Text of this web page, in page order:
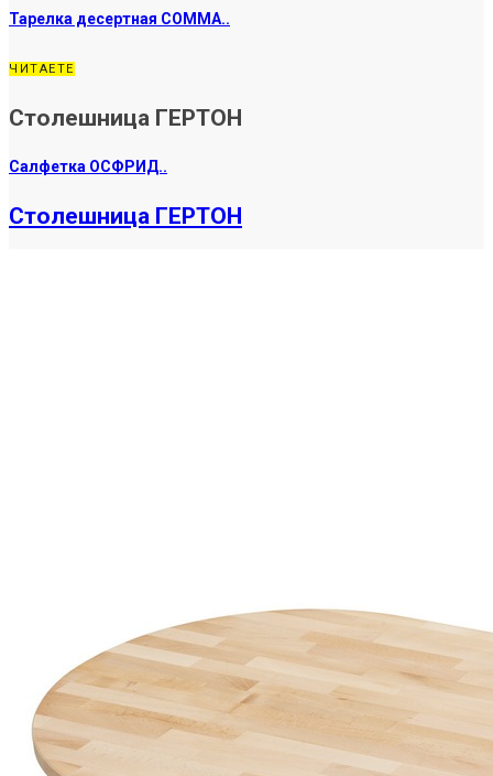
Тарелка десертная СОММА..
ЧИТАЕТЕ
Столешница ГЕРТОН
Салфетка ОСФРИД..
Столешница ГЕРТОН